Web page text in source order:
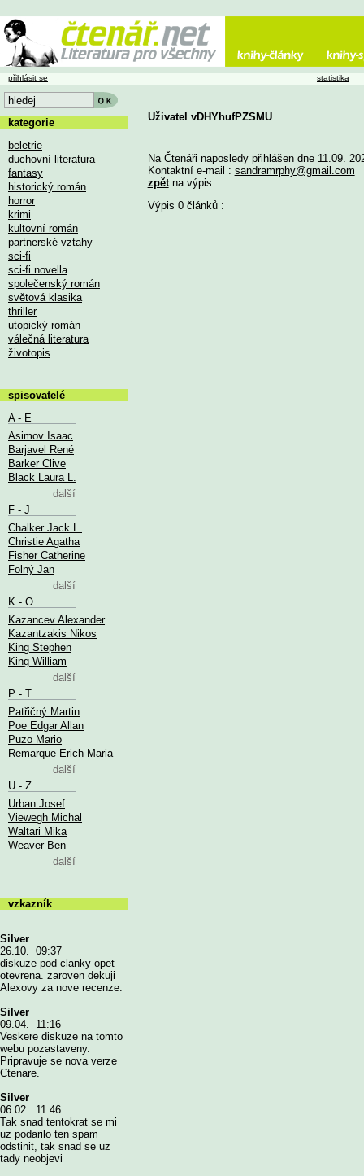
Uživatel vDHYhufPZSMU
Na Čtenáři naposledy přihlášen dne 11.09.
Kontaktní e-mail : sandramrphy@gmail.com
zpětna výpis.
Výpis 0 článků :
přihlásit se statistika
kategorie
beletrie
duchovní literatura
fantasy
historický román
horror
krimi
kultovní román
partnerské vztahy
sci-fi
sci-fi novella
společenský román
světová klasika
thriller
utopický román
válečná literatura
životopis
spisovatelé
A - E
Asimov Isaac
Barjavel René
Barker Clive
Black Laura L.
další
F - J
Chalker Jack L.
Christie Agatha
Fisher Catherine
Folný Jan
další
K - O
Kazancev Alexander
Kazantzakis Nikos
King Stephen
King William
další
P - T
Patřičný Martin
Poe Edgar Allan
Puzo Mario
Remarque Erich Maria
další
U - Z
Urban Josef
Viewegh Michal
Waltari Mika
Weaver Ben
další
vzkazník
Silver
26.10. 09:37
diskuze pod clanky opet
otevrena. zaroven dekuji
Alexovy za nove recenze.
Silver
09.04. 11:16
Veskere diskuze na tomto
webu pozastaveny.
Pripravuje se nova verze
Ctenare.
Silver
06.02. 11:46
Tak snad tentokrat se mi
uz podarilo ten spam
odstinit, tak snad se uz
tady neobjevi